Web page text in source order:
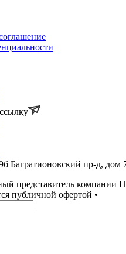
Багратионовский пр-д, дом
представитель компании
публичной офертой •